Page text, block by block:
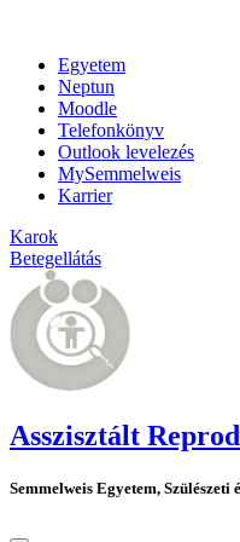
Egyetem
Neptun
Moodle
Telefonkönyv
Outlook levelezés
MySemmelweis
Karrier
Karok
Betegellátás
Asszisztált
Semmelweis Egyetem,